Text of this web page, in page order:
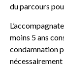
du parcours
moins 5 ans
condamnation
nécessairement